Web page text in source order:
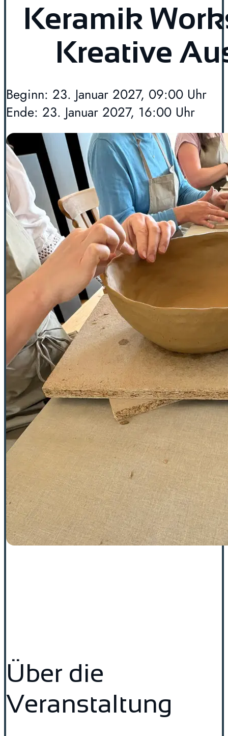
Keramik
Kreative
Beginn: 23. Januar 2027, 09:00 Uhr
Ende: 23. Januar 2027, 16:00 Uhr
Über die
Veranstaltung